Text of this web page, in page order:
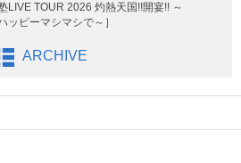
LIVE TOUR 2026 灼熱天国!!開宴!! ～
ッピーマシマシで～］
ARCHIVE